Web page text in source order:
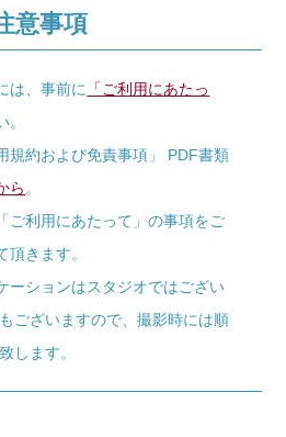
意事項
は、事前に 「ご利用にあたっ
規約および免責事項」 PDF書類
ら。
ご利用にあたって」の事項をご
頂きます。
ーションはスタジオではござい
ございますので、撮影時には順
します。